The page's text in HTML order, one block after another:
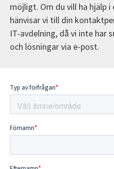
möjligt. Om du vill ha hjälp
hänvisar vi till din
IT-avdelning, då vi inte har
och lösningar via e-post.